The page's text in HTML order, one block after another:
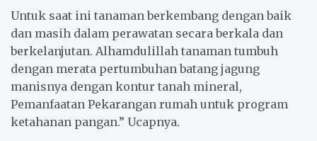
Untuk saat ini tanaman berkembang dengan baik
dan masih dalam perawatan secara berkala dan
berkelanjutan. Alhamdulillah tanaman tumbuh
dengan merata pertumbuhan batang jagung
manisnya dengan kontur tanah mineral,
Pemanfaatan Pekarangan rumah untuk program
ketahanan pangan.” Ucapnya.